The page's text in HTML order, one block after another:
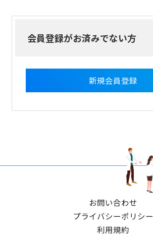
会員登録がお済みでない方
新規会員登録
お問い合わせ
プライバシーポリシー
利用規約